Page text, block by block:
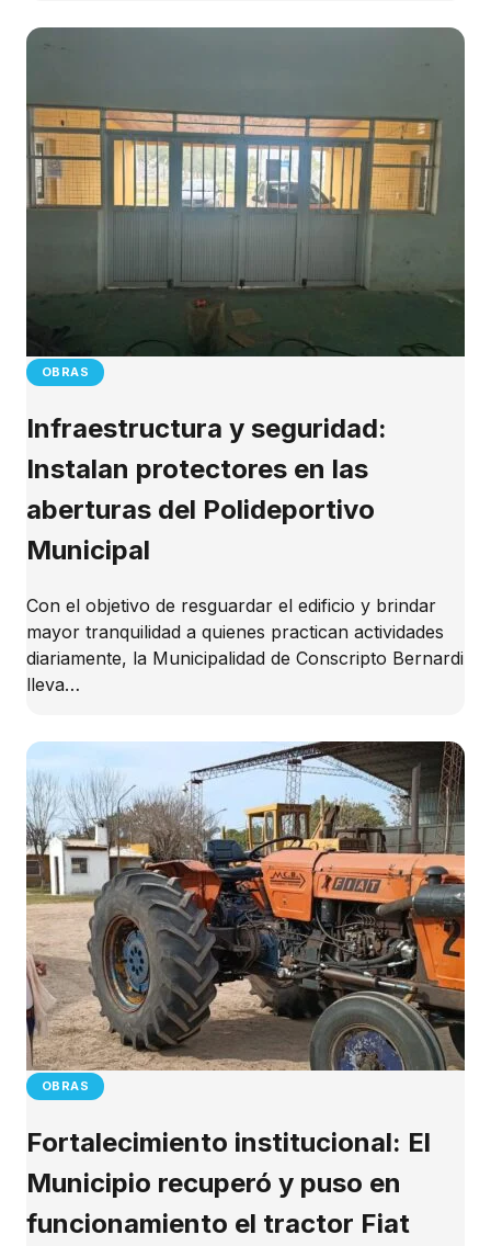
OBRAS
Infraestructura y seguridad:
Instalan protectores en las
aberturas del Polideportivo
Municipal
Con el objetivo de resguardar el edificio y brindar
mayor tranquilidad a quienes practican actividades
diariamente, la Municipalidad de Conscripto Bernardi
lleva…
OBRAS
Fortalecimiento institucional: El
Municipio recuperó y puso en
funcionamiento el tractor Fiat